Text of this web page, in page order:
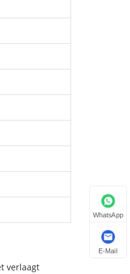
verlaagt
WhatsApp
E-Mail